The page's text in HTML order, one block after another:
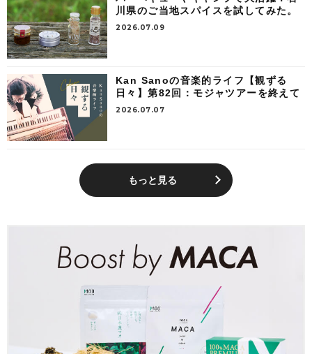
川県のご当地スパイスを試してみた。
2026.07.09
Kan Sanoの音楽的ライフ【観ずる
日々】第82回：モジャツアーを終えて
2026.07.07
もっと見る